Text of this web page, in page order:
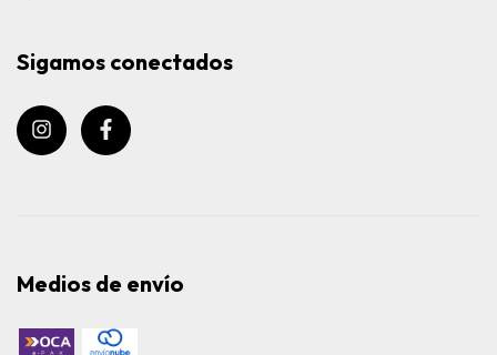
Sigamos conectados
Medios de envío